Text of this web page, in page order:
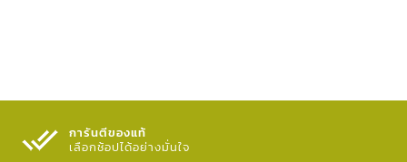
การันตีของแท้
เลือกช้อปได้อย่างมั่นใจ​